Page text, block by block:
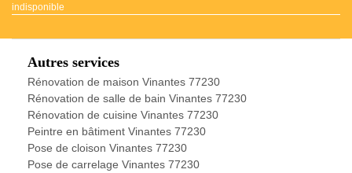
indisponible
Autres services
Rénovation de maison Vinantes 77230
Rénovation de salle de bain Vinantes 77230
Rénovation de cuisine Vinantes 77230
Peintre en bâtiment Vinantes 77230
Pose de cloison Vinantes 77230
Pose de carrelage Vinantes 77230